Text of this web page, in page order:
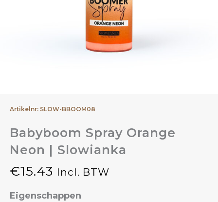
Artikelnr: SLOW-BBOOM08
Babyboom Spray Orange
Neon | Slowianka
€15.43 Incl. BTW
Eigenschappen